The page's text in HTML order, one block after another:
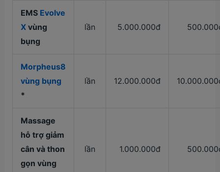
EMS Evolve
Xvùng
bụng
lần 5.000.000đ
Morpheus8
vùng bụng
*
lần 12.000.000đ
Massage
hỗ trợ giảm
cân và thon
gọn vùng
lần 1.000.000đ